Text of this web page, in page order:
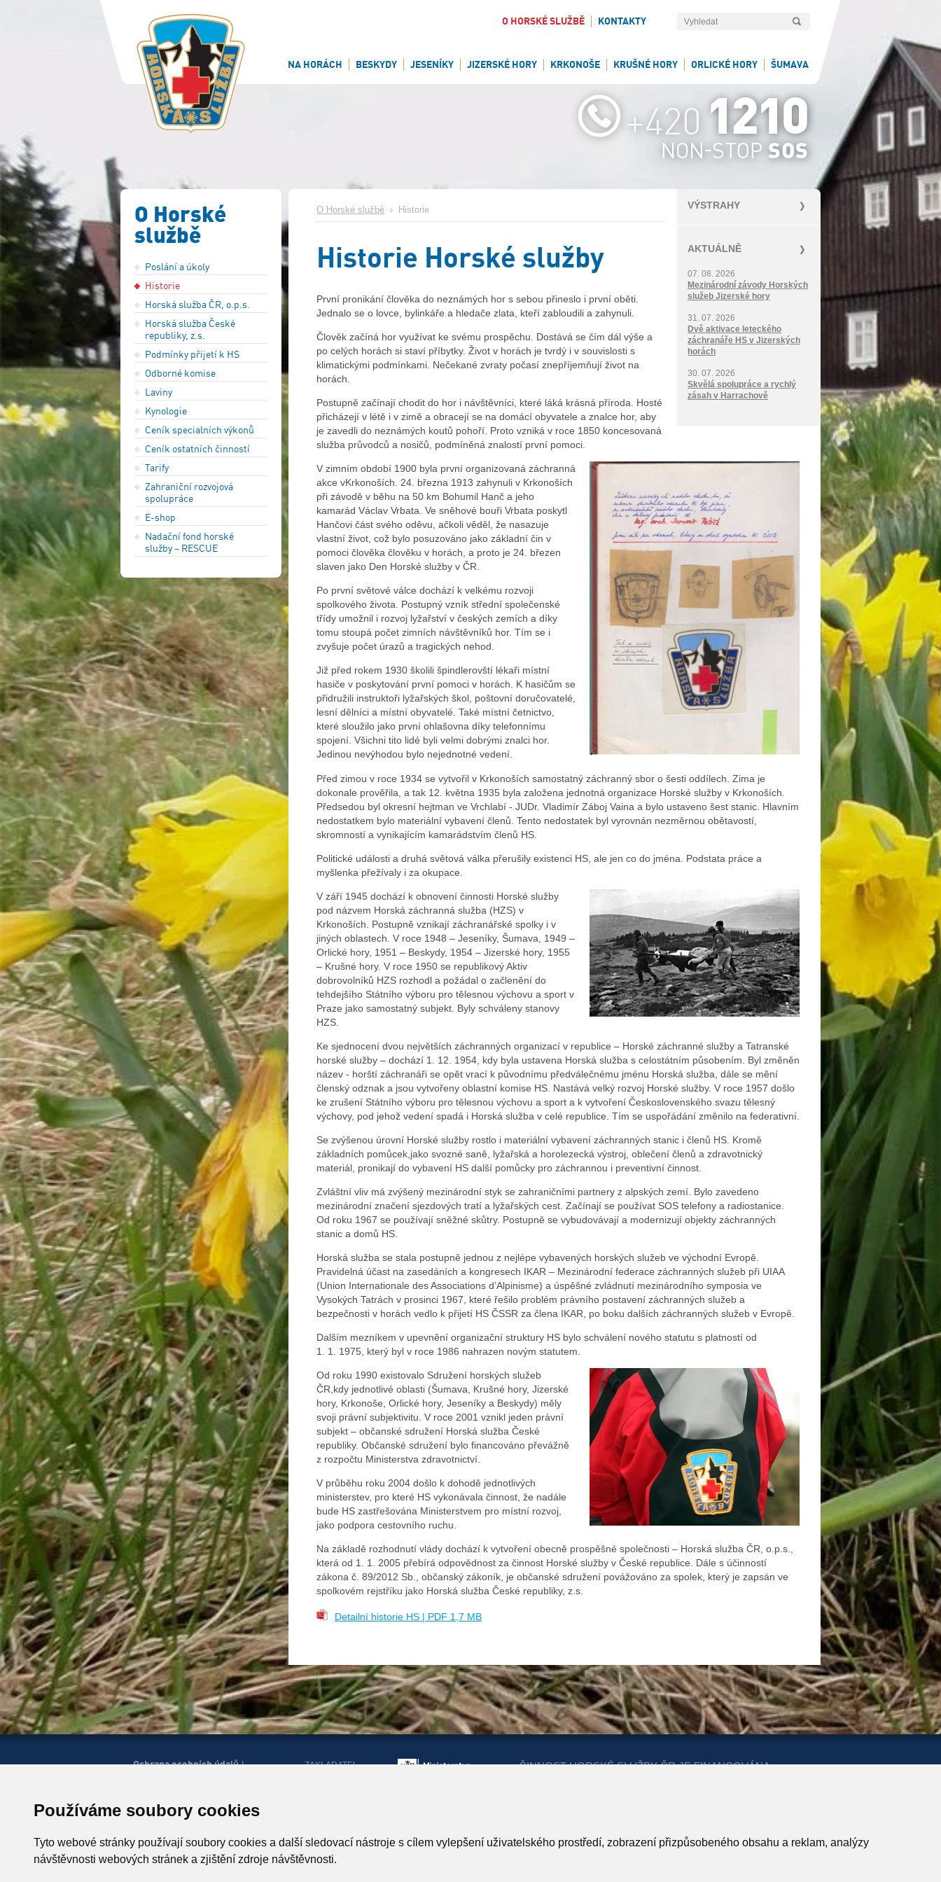
Používáme soubory cookies
Tyto webové stránky používají soubory cookies a další sledovací nástroje s cílem vylepšení uživatelského prostředí, zobrazení přizpůsobeného obsahu a reklam, analýzy
návštěvnosti webových stránek a zjištění zdroje návštěvnosti.
O HORSKÉ SLUŽBĚ KONTAKTY
NA HORÁCH BESKYDY JESENÍKY JIZERSKÉ HORY KRKONOŠE KRUŠNÉ HORY ORLICKÉ HORY ŠUMAVA
O Horské
službě
Poslání a úkoly
Historie
Horská služba ČR, o.p.s.
Horská služba České
republiky, z.s.
Podmínky přijetí k HS
Odborné komise
Laviny
Kynologie
Ceník specialních výkonů
Ceník ostatních činností
Tarify
Zahraniční rozvojová
spolupráce
E-shop
Nadační fond horské
služby – RESCUE
VÝSTRAHY
AKTUÁLNĚ
07. 08. 2026
Mezinárodní závody Horských
služeb Jizerské hory
31. 07. 2026
Dvě aktivace leteckého
záchranáře HS v Jizerských
horách
30. 07. 2026
Skvělá spolupráce a rychlý
zásah v Harrachově
O Horské službě › Historie
Historie Horské služby
První pronikání člověka do neznámých hor s sebou přineslo i první oběti.
Jednalo se o lovce, bylinkáře a hledače zlata, kteří zabloudili a zahynuli.
Člověk začíná hor využívat ke svému prospěchu. Dostává se čím dál výše a
po celých horách si staví příbytky. Život v horách je tvrdý i v souvislosti s
klimatickými podmínkami. Nečekané zvraty počasí znepříjemňují život na
horách.
Postupně začínají chodit do hor i návštěvníci, které láká krásná příroda. Hosté
přicházejí v létě i v zimě a obracejí se na domácí obyvatele a znalce hor, aby
je zavedli do neznámých koutů pohoří. Proto vzniká v roce 1850 koncesovaná
služba průvodců a nosičů, podmíněná znalostí první pomoci.
V zimním období 1900 byla první organizovaná záchranná
akce vKrkonoších. 24. března 1913 zahynuli v Krkonoších
při závodě v běhu na 50 km Bohumil Hanč a jeho
kamarád Václav Vrbata. Ve sněhové bouři Vrbata poskytl
Hančovi část svého oděvu, ačkoli věděl, že nasazuje
vlastní život, což bylo posuzováno jako základní čin v
pomoci člověka člověku v horách, a proto je 24. březen
slaven jako Den Horské služby v ČR.
Po první světové válce dochází k velkému rozvoji
spolkového života. Postupný vzník střední společenské
třídy umožnil i rozvoj lyžařství v českých zemích a díky
tomu stoupá počet zimních návštěvníků hor. Tím se i
zvyšuje počet úrazů a tragických nehod.
Již před rokem 1930 školili špindlerovští lékaři místní
hasiče v poskytování první pomoci v horách. K hasičům se
přidružili instruktoři lyžařských škol, poštovní doručovatelé,
lesní dělníci a místní obyvatelé. Také místní četnictvo,
které sloužilo jako první ohlašovna díky telefonnímu
spojení. Všichni tito lidé byli velmi dobrými znalci hor.
Jedinou nevýhodou bylo nejednotné vedení.
Před zimou v roce 1934 se vytvořil v Krkonoších samostatný záchranný sbor o šesti oddílech. Zima je
dokonale prověřila, a tak 12. května 1935 byla založena jednotná organizace Horské služby v Krkonoších.
Předsedou byl okresní hejtman ve Vrchlabí - JUDr. Vladimír Záboj Vaina a bylo ustaveno šest stanic. Hlavním
nedostatkem bylo materiální vybavení členů. Tento nedostatek byl vyrovnán nezměrnou obětavostí,
skromností a vynikajícím kamarádstvím členů HS.
Politické události a druhá světová válka přerušily existenci HS, ale jen co do jména. Podstata práce a
myšlenka přežívaly i za okupace.
V září 1945 dochází k obnovení činnosti Horské služby
pod názvem Horská záchranná služba (HZS) v
Krkonoších. Postupně vznikají záchranářské spolky i v
jiných oblastech. V roce 1948 – Jeseníky, Šumava, 1949 –
Orlické hory, 1951 – Beskydy, 1954 – Jizerské hory, 1955
– Krušné hory. V roce 1950 se republikový Aktiv
dobrovolníků HZS rozhodl a požádal o začlenění do
tehdejšího Státního výboru pro tělesnou výchovu a sport v
Praze jako samostatný subjekt. Byly schváleny stanovy
HZS.
Ke sjednocení dvou největších záchranných organizací v republice – Horské záchranné služby a Tatranské
horské služby – dochází 1. 12. 1954, kdy byla ustavena Horská služba s celostátním působením. Byl změněn
název - horští záchranáři se opět vrací k původnímu předválečnému jménu Horská služba, dále se mění
členský odznak a jsou vytvořeny oblastní komise HS. Nastává velký rozvoj Horské služby. V roce 1957 došlo
ke zrušení Státního výboru pro tělesnou výchovu a sport a k vytvoření Československého svazu tělesný
výchovy, pod jehož vedení spadá i Horská služba v celé republice. Tím se uspořádání změnilo na federativní.
Se zvýšenou úrovní Horské služby rostlo i materiální vybavení záchranných stanic i členů HS. Kromě
základních pomůcek,jako svozné saně, lyžařská a horolezecká výstroj, oblečení členů a zdravotnický
materiál, pronikají do vybavení HS další pomůcky pro záchrannou i preventivní činnost.
Zvláštní vliv má zvýšený mezinárodní styk se zahraničními partnery z alpských zemí. Bylo zavedeno
mezinárodní značení sjezdových tratí a lyžařských cest. Začínají se používat SOS telefony a radiostanice.
Od roku 1967 se používají sněžné skůtry. Postupně se vybudovávají a modernizují objekty záchranných
stanic a domů HS.
Horská služba se stala postupně jednou z nejlépe vybavených horských služeb ve východní Evropě.
Pravidelná účast na zasedáních a kongresech IKAR – Mezinárodní federace záchranných služeb při UIAA
(Union Internationale des Associations d’Alpinisme) a úspěšné zvládnutí mezinárodního symposia ve
Vysokých Tatrách v prosinci 1967, které řešilo problém právního postavení záchranných služeb a
bezpečnosti v horách vedlo k přijetí HS ČSSR za člena IKAR, po boku dalších záchranných služeb v Evropě.
Dalším mezníkem v upevnění organizační struktury HS bylo schválení nového statutu s platností od
1. 1. 1975, který byl v roce 1986 nahrazen novým statutem.
Od roku 1990 existovalo Sdružení horských služeb
ČR,kdy jednotlivé oblasti (Šumava, Krušné hory, Jizerské
hory, Krkonoše, Orlické hory, Jeseníky a Beskydy) měly
svoji právní subjektivitu. V roce 2001 vznikl jeden právní
subjekt – občanské sdružení Horská služba České
republiky. Občanské sdružení bylo financováno převážně
z rozpočtu Ministerstva zdravotnictví.
V průběhu roku 2004 došlo k dohodě jednotlivých
ministerstev, pro které HS vykonávala činnost, že nadále
bude HS zastřešována Ministerstvem pro místní rozvoj,
jako podpora cestovního ruchu.
Na základě rozhodnutí vlády dochází k vytvoření obecně prospěšné společnosti – Horská služba ČR, o.p.s.,
která od 1. 1. 2005 přebírá odpovědnost za činnost Horské služby v České republice. Dále s účinností
zákona č. 89/2012 Sb., občanský zákoník, je občanské sdružení povážováno za spolek, který je zapsán ve
spolkovém rejstříku jako Horská služba České republiky, z.s.
Detailní historie HS | PDF 1,7 MB
Ochrana osobních údajů|
543 51 Špindlerův Mlýn 260,
T +420 499 433 230
ZAKLADATEL
ČINNOST HORSKÉ SLUŽBY ČR JE FINANCOVÁNA
PARTNEŘI HORSKÉ SLUŽBY